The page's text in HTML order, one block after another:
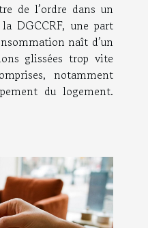
de l’ordre dans un
DGCCRF, une part
naît d’un
glissées trop vite
notamment
du logement.